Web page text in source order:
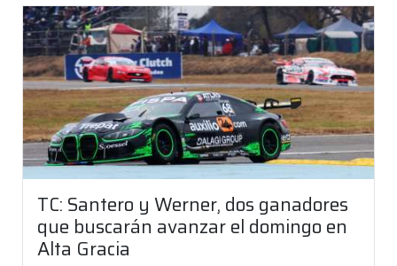
TC: Santero y Werner, dos ganadores
que buscarán avanzar el domingo en
Alta Gracia